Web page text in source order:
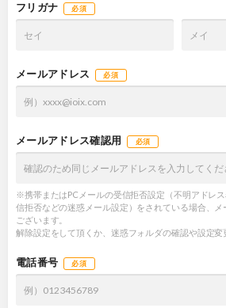
フリガナ 必須
メールアドレス 必須
メールアドレス確認用 必須
※携帯またはPCメールの受信拒否設定（不明アドレ
信拒否などの迷惑メール設定）をされている場合、
ございます。
解除設定をして頂くか、迷惑フォルダの確認や設定変
電話番号 必須